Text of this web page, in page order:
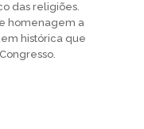
das religiões.
homenagem a
histórica que